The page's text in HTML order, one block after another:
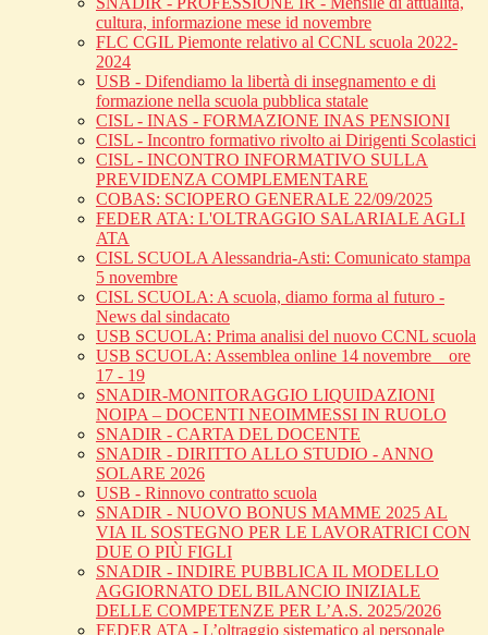
cultura, informazione mese id novembre
FLC CGIL Piemonte relativo al CCNL scuola 2022-
2024
USB - Difendiamo la libertà di insegnamento e di
formazione nella scuola pubblica statale
CISL - INAS - FORMAZIONE INAS PENSIONI
CISL - Incontro formativo rivolto ai Dirigenti Scolastici
CISL - INCONTRO INFORMATIVO SULLA
PREVIDENZA COMPLEMENTARE
COBAS: SCIOPERO GENERALE 22/09/2025
FEDER ATA: L'OLTRAGGIO SALARIALE AGLI
ATA
CISL SCUOLA Alessandria-Asti: Comunicato stampa
5 novembre
CISL SCUOLA: A scuola, diamo forma al futuro -
News dal sindacato
USB SCUOLA: Prima analisi del nuovo CCNL scuola
USB SCUOLA: Assemblea online 14 novembre _ ore
17 - 19
SNADIR-MONITORAGGIO LIQUIDAZIONI
NOIPA – DOCENTI NEOIMMESSI IN RUOLO
SNADIR - CARTA DEL DOCENTE
SNADIR - DIRITTO ALLO STUDIO - ANNO
SOLARE 2026
USB - Rinnovo contratto scuola
SNADIR - NUOVO BONUS MAMME 2025 AL
VIA IL SOSTEGNO PER LE LAVORATRICI CON
DUE O PIÙ FIGLI
SNADIR - INDIRE PUBBLICA IL MODELLO
AGGIORNATO DEL BILANCIO INIZIALE
DELLE COMPETENZE PER L’A.S. 2025/2026
FEDER ATA - L’oltraggio sistematico al personale